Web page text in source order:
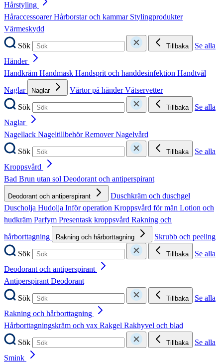
Hårstyling
HåraccessoarerHårborstar och kammar Stylingprodukter
Värmeskydd
Sök
Tillbaka
Se alla
Händer
Handkräm Handmask Handsprit och handdesinfektion Handtvål
Naglar
Naglar Vårtor på händerVåtservetter
Sök
Tillbaka
Se alla
Naglar
Nagellack NageltillbehörRemoverNagelvård
Sök
Tillbaka
Se alla
Kroppsvård
Bad Brun utan sol Deodorant och antiperspirant
Deodorant och antiperspirant
Duschkräm och duschgel
Duscholja Hudolja Inför operation Kroppsvård för män Lotion och
hudkräm Parfym Presentask kroppsvård Rakning och
hårborttagning
Rakning och hårborttagning
Skrubb och peeling
Sök
Tillbaka
Se alla
Deodorant och antiperspirant
AntiperspirantDeodorant
Sök
Tillbaka
Se alla
Rakning och hårborttagning
Hårborttagningskräm och vax Rakgel Rakhyvel och blad
Sök
Tillbaka
Se alla
Smink